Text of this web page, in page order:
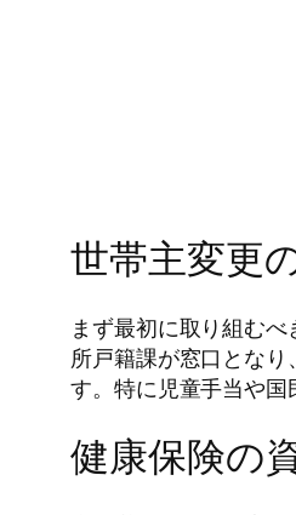
世帯主変更
まず最初に取り組む
所戸籍課が窓口とな
す。特に児童手当や国
健康保険の